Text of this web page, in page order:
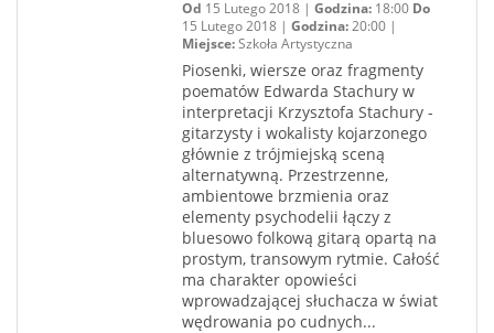
Od 15 Lutego 2018 | Godzina:18:00 Do
15 Lutego 2018 | Godzina:20:00 |
Miejsce:Szkoła Artystyczna
Piosenki, wiersze oraz fragmenty
poematów Edwarda Stachury w
interpretacji Krzysztofa Stachury -
gitarzysty i wokalisty kojarzonego
głównie z trójmiejską sceną
alternatywną. Przestrzenne,
ambientowe brzmienia oraz
elementy psychodelii łączy z
bluesowo folkową gitarą opartą na
prostym, transowym rytmie. Całość
ma charakter opowieści
wprowadzającej słuchacza w świat
wędrowania po cudnych...